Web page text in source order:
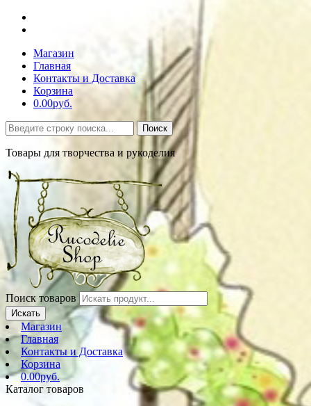
Магазин
Главная
Контакты и Доставка
Корзина
0.00руб.
Поиск
Товары для творчества и рукоделия
Поиск товаров
Искать
Магазин
Главная
Контакты и Доставка
Корзина
0.00руб.
Каталог товаров